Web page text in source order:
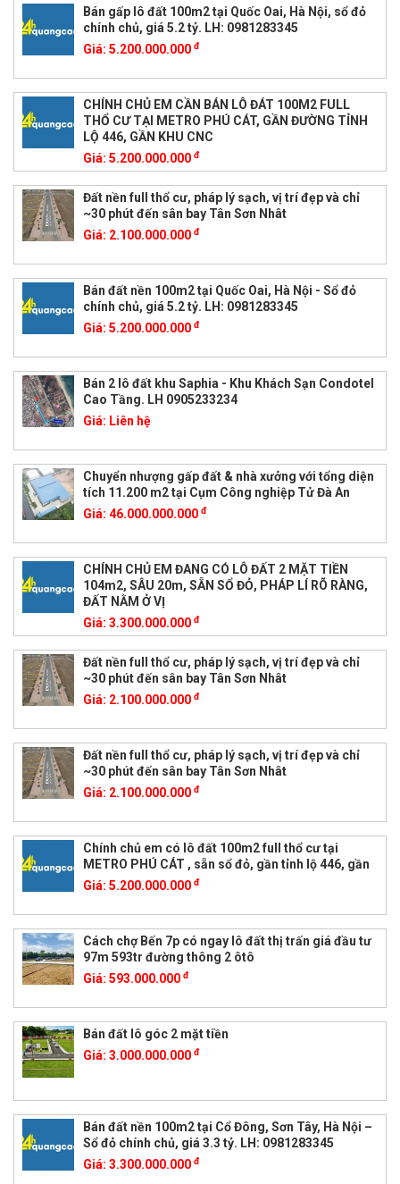
Bán gấp lô đất 100m2 tại Quốc Oai, Hà Nội, sổ đỏ
chính chủ, giá 5.2 tỷ. LH: 0981283345
Giá: 5.200.000.000 đ
CHÍNH CHỦ EM CẦN BÁN LÔ ĐÁT 100M2 FULL
THỔ CƯ TẠI METRO PHÚ CÁT, GẦN ĐƯỜNG TỈNH
LỘ 446, GẦN KHU CNC
Giá: 5.200.000.000 đ
Đất nền full thổ cư, pháp lý sạch, vị trí đẹp và chỉ
~30 phút đến sân bay Tân Sơn Nhât
Giá: 2.100.000.000 đ
Bán đất nền 100m2 tại Quốc Oai, Hà Nội - Sổ đỏ
chính chủ, giá 5.2 tỷ. LH: 0981283345
Giá: 5.200.000.000 đ
Bán 2 lô đất khu Saphia - Khu Khách Sạn Condotel
Cao Tầng. LH 0905233234
Giá: Liên hệ
Chuyển nhượng gấp đất & nhà xưởng với tổng diện
tích 11.200 m2 tại Cụm Công nghiệp Tử Đà An
Giá: 46.000.000.000 đ
CHÍNH CHỦ EM ĐANG CÓ LÔ ĐẤT 2 MẶT TIỀN
104m2, SÂU 20m, SẴN SỔ ĐỎ, PHÁP LÍ RÕ RÀNG,
ĐẤT NẰM Ở VỊ
Giá: 3.300.000.000 đ
Đất nền full thổ cư, pháp lý sạch, vị trí đẹp và chỉ
~30 phút đến sân bay Tân Sơn Nhât
Giá: 2.100.000.000 đ
Đất nền full thổ cư, pháp lý sạch, vị trí đẹp và chỉ
~30 phút đến sân bay Tân Sơn Nhât
Giá: 2.100.000.000 đ
Chính chủ em có lô đất 100m2 full thổ cư tại
METRO PHÚ CÁT , sẵn sổ đỏ, gần tỉnh lộ 446, gần
Giá: 5.200.000.000 đ
Cách chợ Bến 7p có ngay lô đất thị trấn giá đầu tư
97m 593tr đường thông 2 ôtô
Giá: 593.000.000 đ
Bán đất lô góc 2 mặt tiền
Giá: 3.000.000.000 đ
Bán đất nền 100m2 tại Cổ Đông, Sơn Tây, Hà Nội –
Sổ đỏ chính chủ, giá 3.3 tỷ. LH: 0981283345
Giá: 3.300.000.000 đ